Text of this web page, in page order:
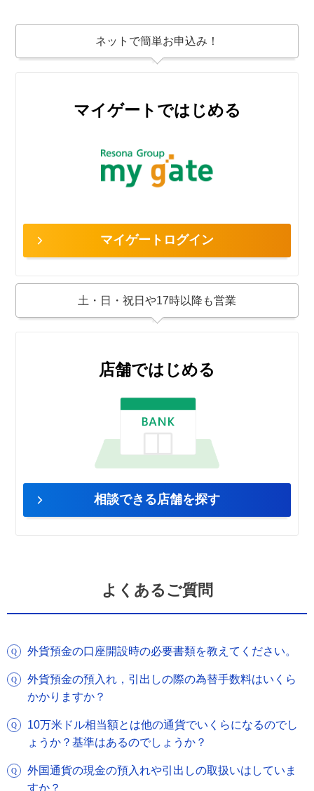
ネットで簡単お申込み！
マイゲートではじめる
マイゲートログイン
土・日・祝日や17時以降も営業
店舗ではじめる
相談できる店舗を探す
よくあるご質問
外貨預金の口座開設時の必要書類を教えてください。
外貨預金の預入れ，引出しの際の為替手数料はいくら
かかりますか？
10万米ドル相当額とは他の通貨でいくらになるのでし
ょうか？基準はあるのでしょうか？
外国通貨の現金の預入れや引出しの取扱いはしていま
すか？